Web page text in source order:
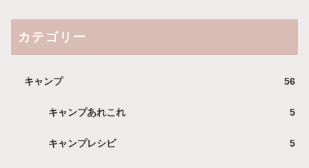
カテゴリー
キャンプ 56
キャンプあれこれ 5
キャンプレシピ 5